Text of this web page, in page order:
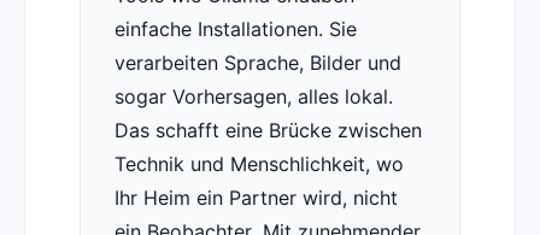
einfache Installationen. Sie
verarbeiten Sprache, Bilder und
sogar Vorhersagen, alles lokal.
Das schafft eine Brücke zwischen
Technik und Menschlichkeit, wo
Ihr Heim ein Partner wird, nicht